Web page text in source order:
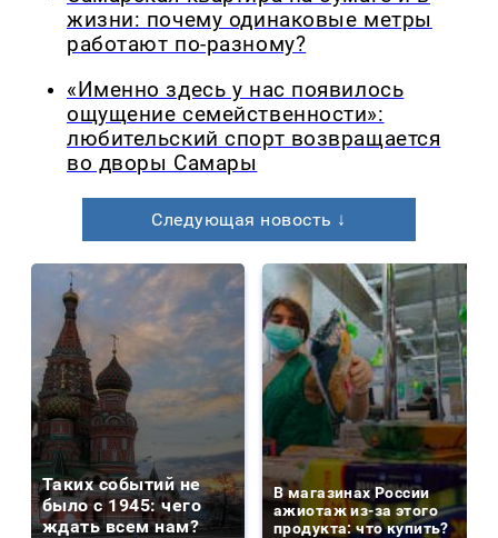
жизни: почему одинаковые метры
работают по-разному?
«Именно здесь у нас появилось
ощущение семейственности»:
любительский спорт возвращается
во дворы Самары
Следующая новость ↓
Таких событий не
было с 1945: чего
ждать всем нам?
В магазинах России
ажиотаж из-за этого
продукта: что купить?